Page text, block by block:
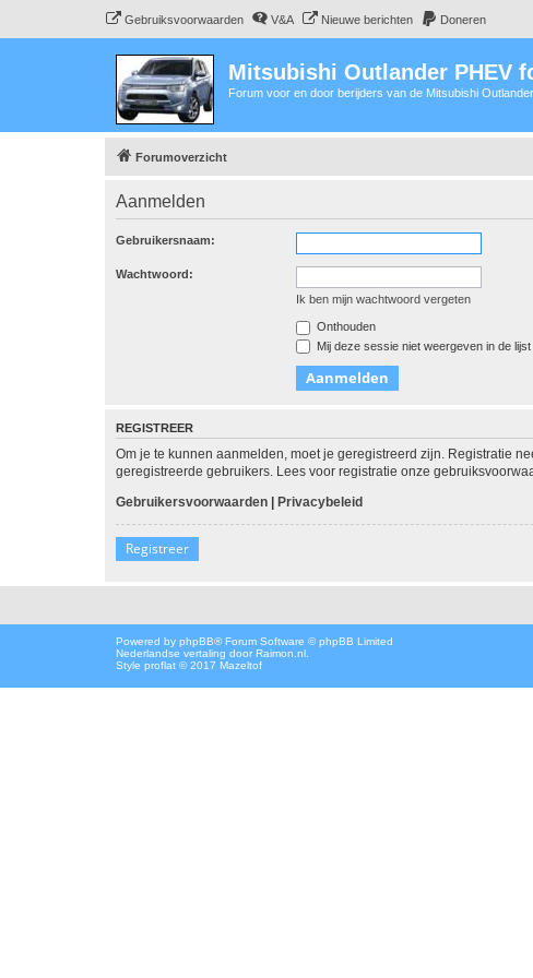
Gebruiksvoorwaarden V&A Nieuwe berichten Doneren
Mitsubishi Outlander PHEV
Forum voor en door berijders van de Mitsubishi
Forumoverzicht
Aanmelden
Gebruikersnaam:
Wachtwoord:
Ik ben mijn wachtwoord vergeten
Onthouden
Mij deze sessie niet weergeven in de
REGISTREER
Om je te kunnen aanmelden, moet je geregistreerd zijn. Registratie
geregistreerde gebruikers. Lees voor registratie onze
Gebruikersvoorwaarden | Privacybeleid
Registreer
Powered by phpBB® Forum Software © phpBB Limited
Nederlandse vertaling door Raimon.nl
Style proflat © 2017 Mazeltof